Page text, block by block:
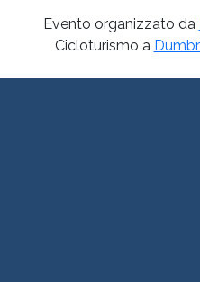
Evento organizzato da
Cicloturismo a